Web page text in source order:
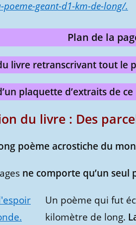
geant-d1-km-de-long/.
Plan de la
livre retranscrivant tout le
plaquette d’extraits de
du livre : Des
poème acrostiche du
ne comporte qu’un seul
Un poème qui fut
kilomètre de long.